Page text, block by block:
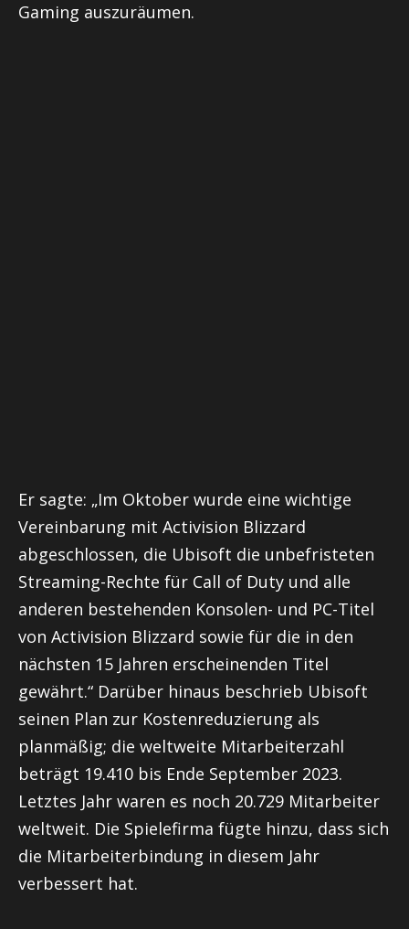
Gaming auszuräumen.
Er sagte: „Im Oktober wurde eine wichtige
Vereinbarung mit Activision Blizzard
abgeschlossen, die Ubisoft die unbefristeten
Streaming-Rechte für Call of Duty und alle
anderen bestehenden Konsolen- und PC-Titel
von Activision Blizzard sowie für die in den
nächsten 15 Jahren erscheinenden Titel
gewährt.“ Darüber hinaus beschrieb Ubisoft
seinen Plan zur Kostenreduzierung als
planmäßig; die weltweite Mitarbeiterzahl
beträgt 19.410 bis Ende September 2023.
Letztes Jahr waren es noch 20.729 Mitarbeiter
weltweit. Die Spielefirma fügte hinzu, dass sich
die Mitarbeiterbindung in diesem Jahr
verbessert hat.